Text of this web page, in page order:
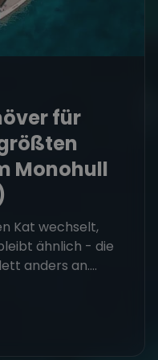
für
Monohull
Kat wechselt,
ähnlich - die
anders an....